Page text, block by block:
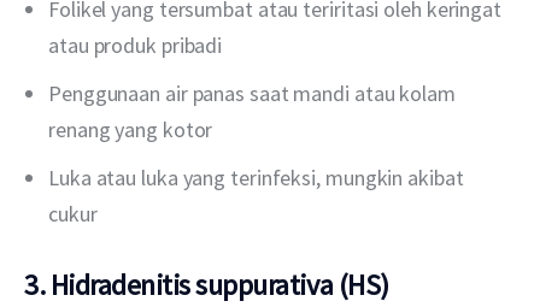
Folikel yang tersumbat atau teriritasi oleh keringat
atau produk pribadi
Penggunaan air panas saat mandi atau kolam
renang yang kotor
Luka atau luka yang terinfeksi, mungkin akibat
cukur
3. Hidradenitis suppurativa (HS)